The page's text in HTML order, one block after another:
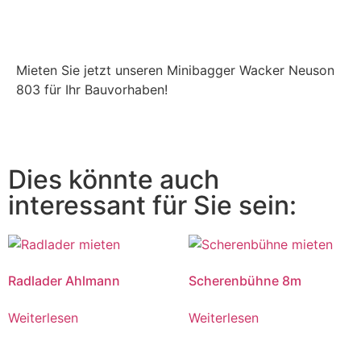
Mieten Sie jetzt unseren Minibagger Wacker Neuson
803 für Ihr Bauvorhaben!
Dies könnte auch
interessant für Sie sein:
Radlader Ahlmann
Weiterlesen
Scherenbühne 8m
Weiterlesen